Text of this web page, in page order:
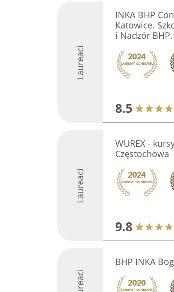
Laureaci
INKA BHP
Katowice.
i Nadzór BHP.
8.5
Laureaci
WUREX -
Częstochowa
9.8
BHP INKA